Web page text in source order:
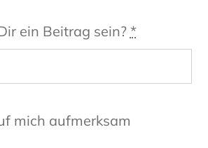
ein Beitrag sein? *
mich aufmerksam